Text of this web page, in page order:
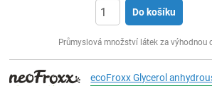
Do košíku
Průmyslová množství látek za výhodnou
ecoFroxx Glycerol